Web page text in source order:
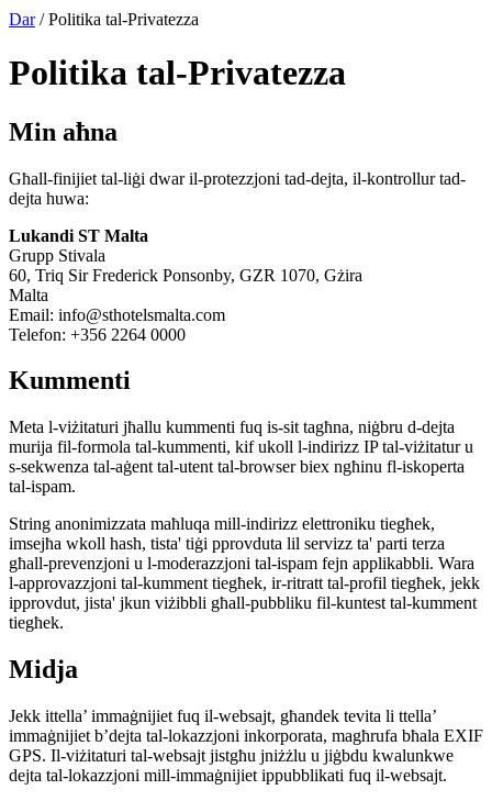
Dar / Politika tal-Privatezza
Politika tal-Privatezza
Min aħna
Għall-finijiet tal-liġi dwar il-protezzjoni tad-dejta, il-kontrollur tad-
dejta huwa:
Lukandi ST Malta
Grupp Stivala
60, Triq Sir Frederick Ponsonby, GZR 1070, Gżira
Malta
Email: info@sthotelsmalta.com
Telefon: +356 2264 0000
Kummenti
Meta l-viżitaturi jħallu kummenti fuq is-sit tagħna, niġbru d-dejta
murija fil-formola tal-kummenti, kif ukoll l-indirizz IP tal-viżitatur u
s-sekwenza tal-aġent tal-utent tal-browser biex ngħinu fl-iskoperta
tal-ispam.
String anonimizzata maħluqa mill-indirizz elettroniku tiegħek,
imsejħa wkoll hash, tista' tiġi pprovduta lil servizz ta' parti terza
għall-prevenzjoni u l-moderazzjoni tal-ispam fejn applikabbli. Wara
l-approvazzjoni tal-kumment tiegħek, ir-ritratt tal-profil tiegħek, jekk
ipprovdut, jista' jkun viżibbli għall-pubbliku fil-kuntest tal-kumment
tiegħek.
Midja
Jekk ittella’ immaġnijiet fuq il-websajt, għandek tevita li ttella’
immaġnijiet b’dejta tal-lokazzjoni inkorporata, magħrufa bħala EXIF
​​GPS. Il-viżitaturi tal-websajt jistgħu jniżżlu u jiġbdu kwalunkwe
dejta tal-lokazzjoni mill-immaġnijiet ippubblikati fuq il-websajt.